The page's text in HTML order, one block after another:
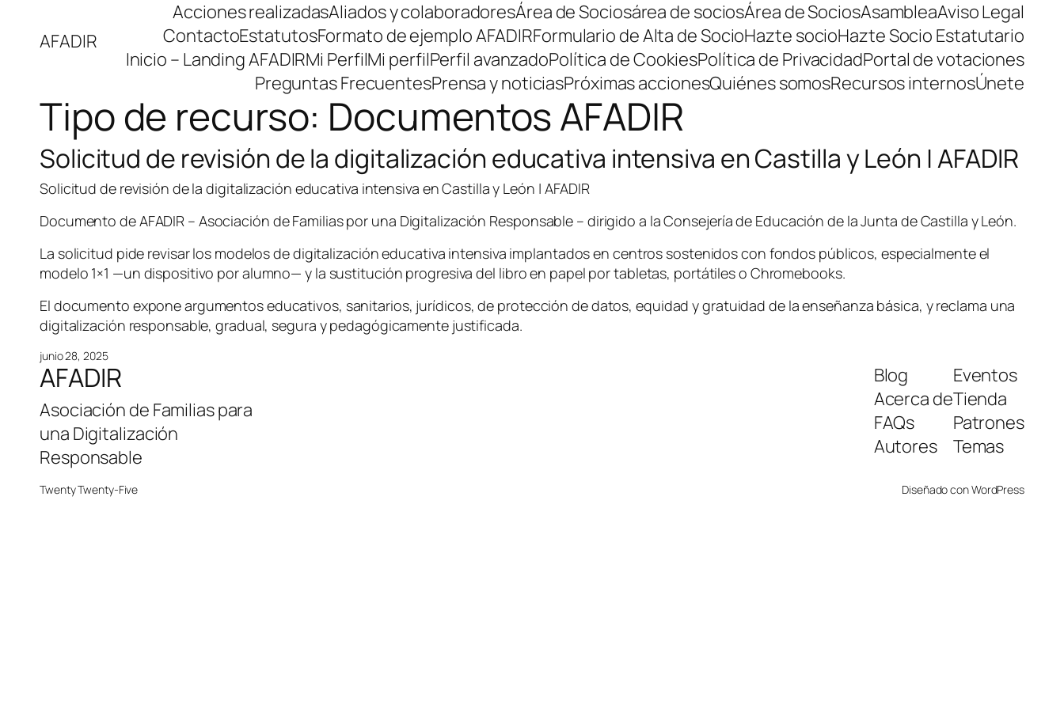
AFADIR
Acciones realizadasAliados y colaboradoresÁrea de Sociosárea de sociosÁrea de SociosAsambleaAviso Legal
ContactoEstatutosFormato de ejemplo AFADIRFormulario de Alta de SocioHazte socioHazte Socio Estatutario
Inicio – Landing AFADIRMi PerfilMi perfilPerfil avanzadoPolítica de CookiesPolítica de PrivacidadPortal de votaciones
Preguntas FrecuentesPrensa y noticiasPróximas accionesQuiénes somosRecursos internosÚnete
Tipo de recurso: Documentos AFADIR
Solicitud de revisión de la digitalización educativa intensiva en Castilla y León | AFADIR
Solicitud de revisión de la digitalización educativa intensiva en Castilla y León | AFADIR
Documento de AFADIR – Asociación de Familias por una Digitalización Responsable – dirigido a la Consejería de Educación de la Junta de Castilla y León.
La solicitud pide revisar los modelos de digitalización educativa intensiva implantados en centros sostenidos con fondos públicos, especialmente el
modelo 1×1 —un dispositivo por alumno— y la sustitución progresiva del libro en papel por tabletas, portátiles o Chromebooks.
El documento expone argumentos educativos, sanitarios, jurídicos, de protección de datos, equidad y gratuidad de la enseñanza básica, y reclama una
digitalización responsable, gradual, segura y pedagógicamente justificada.
junio 28, 2025
AFADIR
Asociación de Familias para
una Digitalización
Responsable
Blog
Acerca de
FAQs
Autores
Eventos
Tienda
Patrones
Temas
Twenty Twenty-Five Diseñado conWordPress